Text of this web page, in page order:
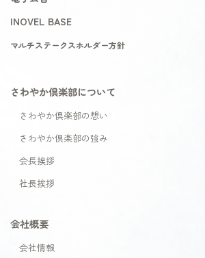
INOVEL BASE
マルチステークスホルダー方針
さわやか倶楽部について
さわやか倶楽部の想い
さわやか倶楽部の強み
会長挨拶
社長挨拶
会社概要
会社情報